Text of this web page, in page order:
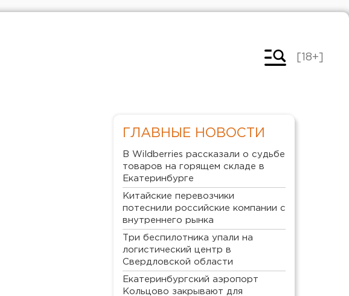
[18+]
ГЛАВНЫЕ НОВОСТИ
В Wildberries рассказали о судьбе
товаров на горящем складе в
Екатеринбурге
Китайские перевозчики
потеснили российские компании с
внутреннего рынка
Три беспилотника упали на
логистический центр в
Свердловской области
Екатеринбургский аэропорт
Кольцово закрывают для